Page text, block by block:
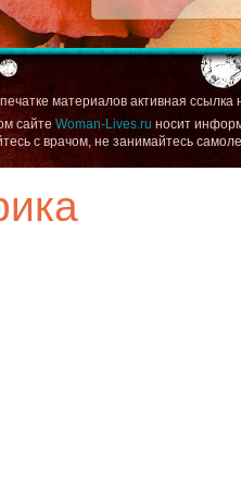
материалов активная ссылка
сайте Woman-Lives.ru носит
с врачом, не занимайтесь